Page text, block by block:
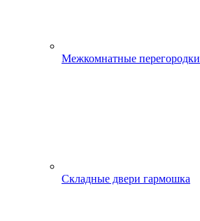
Межкомнатные перегородки
Складные двери гармошка